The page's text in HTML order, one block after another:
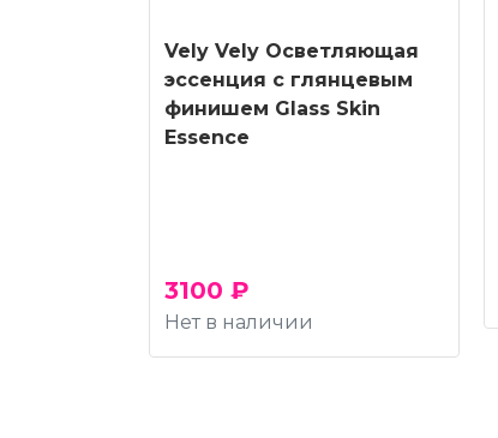
Vely Vely Осветляющая
эссенция с глянцевым
финишем Glass Skin
Essence
3100 ₽
Нет в наличии